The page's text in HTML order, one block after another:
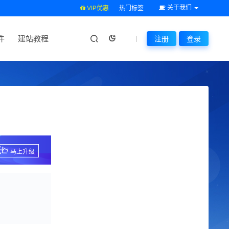
VIP优惠 热门标签 关于我们
建站教程 注册 登录
马上升级